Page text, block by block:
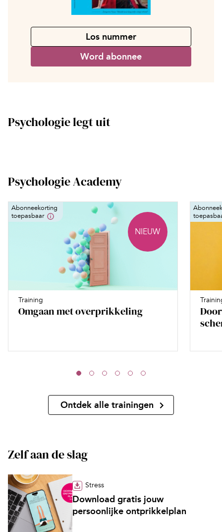
Los nummer
Word abonnee
Psychologie legt uit
Psychologie Academy
Abonneekorting
toepasbaar
NIEUW
Training
Omgaan met overprikkeling
Ontdek alle trainingen
Zelf aan de slag
Stress
Download gratis jouw
persoonlijke ontprikkelplan